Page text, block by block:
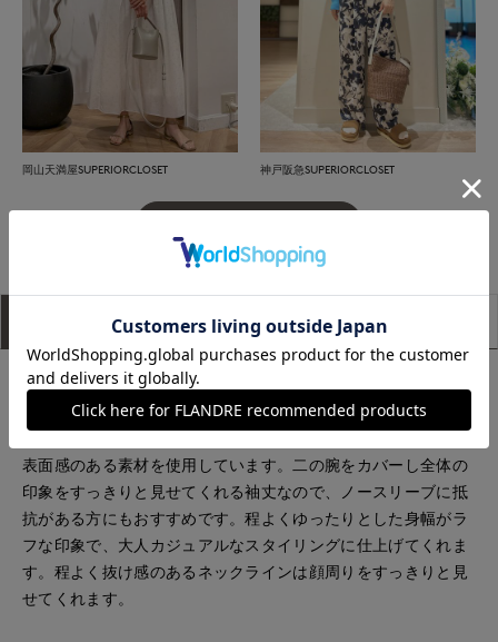
岡山天満屋SUPERIORCLOSET 神戸阪急SUPERIORCLOSET
アイテム説明 サイズ詳細 購入レビュー
■デザイン
キレイめな表面感でカジュアルになりすぎない大人にぴったり
表面感のある素材を使用しています。二の腕をカバーし全体の
印象をすっきりと見せてくれる袖丈なので、ノースリーブに抵
抗がある方にもおすすめです。程よくゆったりとした身幅がラ
フな印象で、大人カジュアルなスタイリングに仕上げてくれま
す。程よく抜け感のあるネックラインは顔周りをすっきりと見
せてくれます。